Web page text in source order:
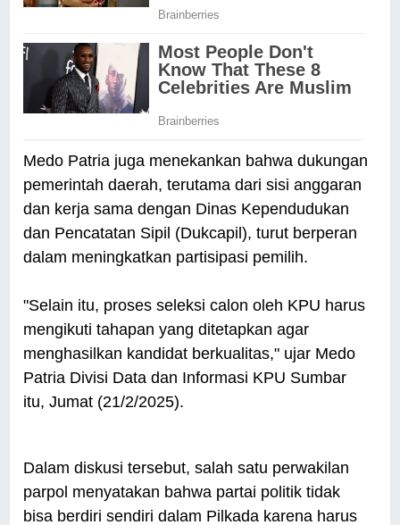
Medo Patria juga menekankan bahwa dukungan
pemerintah daerah, terutama dari sisi anggaran
dan kerja sama dengan Dinas Kependudukan
dan Pencatatan Sipil (Dukcapil), turut berperan
dalam meningkatkan partisipasi pemilih.
"Selain itu, proses seleksi calon oleh KPU harus
mengikuti tahapan yang ditetapkan agar
menghasilkan kandidat berkualitas," ujar Medo
Patria Divisi Data dan Informasi KPU Sumbar
itu, Jumat (21/2/2025).
Dalam diskusi tersebut, salah satu perwakilan
parpol menyatakan bahwa partai politik tidak
bisa berdiri sendiri dalam Pilkada karena harus